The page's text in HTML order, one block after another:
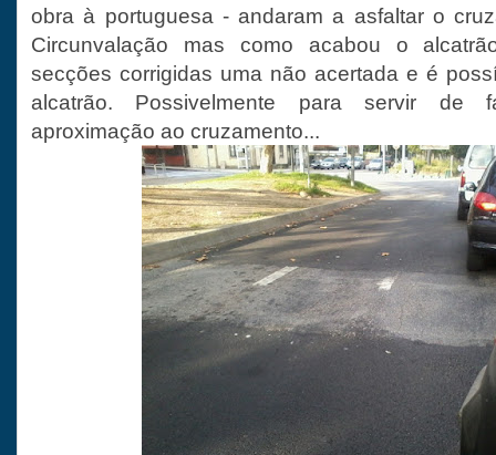
obra à portuguesa - andaram a asfaltar o
Circunvalação mas como acabou o
secções corrigidas uma não acertada e é
alcatrão. Possivelmente para servir de
aproximação ao cruzamento...